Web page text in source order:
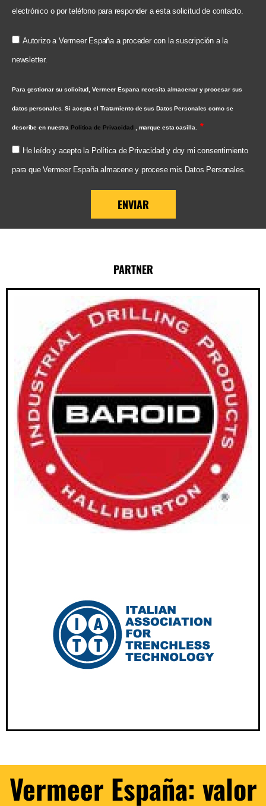
electrónico o por teléfono para responder a esta solicitud de contacto.
Autorizo a Vermeer España a proceder con la suscripción a la
newsletter.
Para gestionar su solicitud, Vermeer Espana necesita almacenar y procesar sus
datos personales. Si acepta el Tratamiento de sus Datos Personales como se
describe en nuestra Política de Privacidad , marque esta casilla.
He leído y acepto la Política de Privacidad y doy mi consentimiento
para que Vermeer España almacene y procese mis Datos Personales.
ENVIAR
PARTNER
Vermeer España: valor